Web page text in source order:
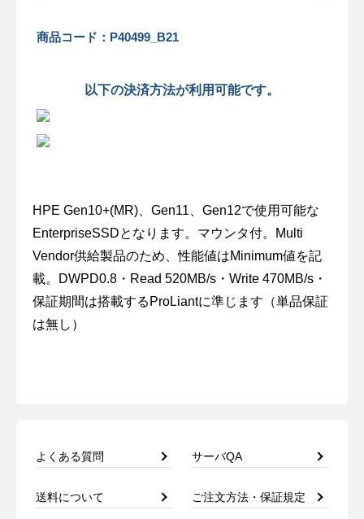
商品コード：P40499_B21
以下の決済方法が利用可能です。
HPE Gen10+(MR)、Gen11、Gen12で使用可能な
EnterpriseSSDとなります。マウンタ付。Multi
Vendor供給製品のため、性能値はMinimum値を記
載。DWPD0.8・Read 520MB/s・Write 470MB/s・
保証期間は搭載するProLiantに準じます（単品保証
は無し）
よくある質問 サーバQA
送料について ご注文方法・保証規定